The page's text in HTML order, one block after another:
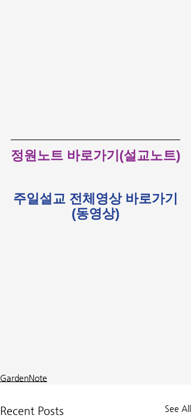
정원노트 바로가기(설교노트)
주일설교 전체영상 바로가기
(동영상)
GardenNote
Recent Posts See All